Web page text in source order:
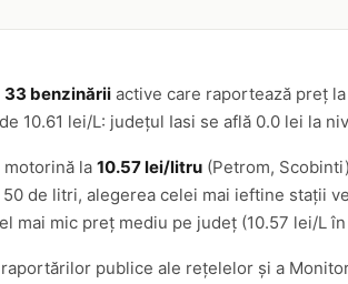
33 benzinării active care raportează preț
10.61 lei/L: județul Iasi se află 0.0 lei la
la 10.57 lei/litru (Petrom,
de litri, alegerea celei mai ieftine stații
mai mic preț mediu pe județ (10.57 lei/L
publice ale rețelelor și a